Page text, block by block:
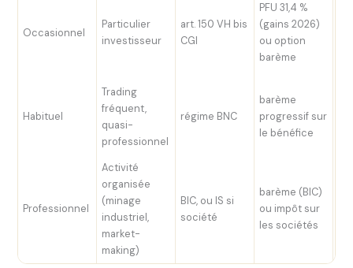
Occasionnel
Particulier
investisseur
art. 150 VH bis
CGI
PFU 31,4 %
(gains 2026)
ou option
barème
Habituel
Trading
fréquent,
quasi-
professionnel
régime BNC
barème
progressif sur
le bénéfice
Professionnel
Activité
organisée
(minage
industriel,
market-
making)
BIC, ou IS si
société
barème (BIC)
ou impôt sur
les sociétés